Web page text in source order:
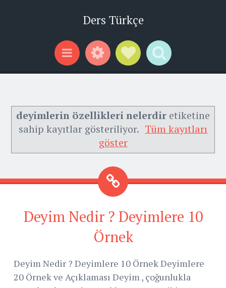
Ders Türkçe
Menu WidgetsSocial Links
Search
deyimlerin özellikleri nelerdir etiketine
sahip kayıtlar gösteriliyor. Tüm kayıtları
göster
Deyim Nedir ? Deyimlere 10
Örnek
Deyim Nedir ? Deyimlere 10 Örnek Deyimlere
20 Örnek ve Açıklaması Deyim , çoğunlukla